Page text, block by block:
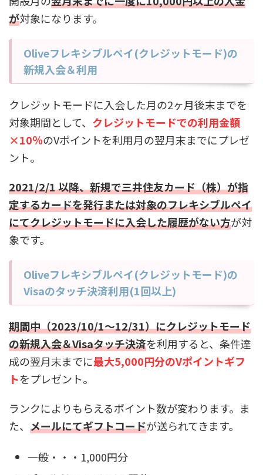
が対象になります。
Oliveフレキシブルペイ(クレジットモード)の
新規入会＆利用
クレジットモードに入会した月の2ヶ月後末までを
対象期間として、 クレジットモードでの利用金額
×10％のVポイントを利用月の翌月末までにプレゼ
ント。
2021/2/1 以降、新規で三井住友カード（株）が指
定するカードを発行または対象のフレキシブルペイ
にてクレジットモードに入会した履歴がない方が対
象です。
Oliveフレキシブルペイ(クレジットモード)の
Visaのタッチ決済利用(1回以上)
期間中（2023/10/1〜12/31）にクレジットモード
の新規入会＆Visaタッチ決済を利用すると、条件達
成の翌月末までに最大5,000円分のVポイントギフ
トをプレゼント。
ランクによりもらえるポイント数が変わります。ま
た、 メールにてギフトコードが送られてきます。
一般・・・1,000円分